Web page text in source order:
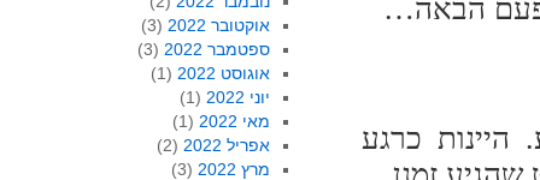
הבאה…
היינות כרגע
אוקטובר 2022
(3)
ספטמבר 2022
(3)
אוגוסט 2022
(1)
יוני 2022
(1)
מאי 2022
(1)
אפריל 2022
(2)
מרץ 2022
(3)